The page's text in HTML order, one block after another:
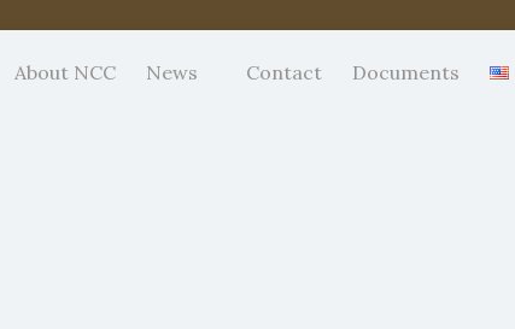
About NCC News Contact Documents